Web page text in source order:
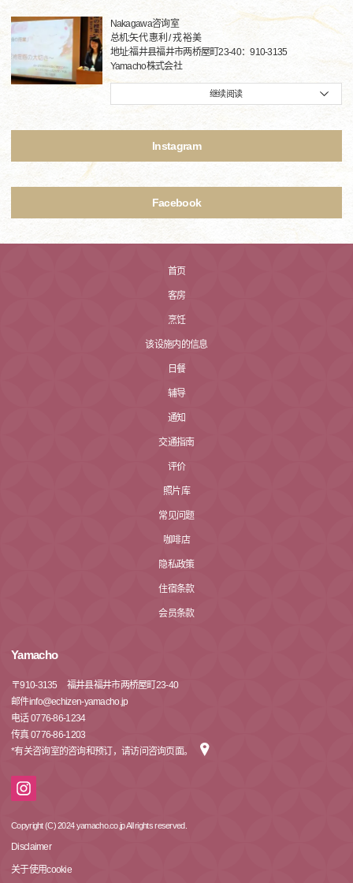
Nakagawa咨询室
总机:矢代 惠利 / 戎 裕美
地址:福井县福井市两桥屋町23-40：910-3135
Yamacho株式会社
继续阅读
Instagram
Facebook
首页
客房
烹饪
该设施内的信息
日餐
辅导
通知
交通指南
评价
照片库
常见问题
咖啡店
隐私政策
住宿条款
会员条款
Yamacho
〒910-3135
福井县福井市两桥屋町23-40
邮件info@echizen-yamacho.jp
电话 0776-86-1234
传真 0776-86-1203
*有关咨询室的咨询和预订，请访问咨询页面。
Copyright (C) 2024 yamacho.co.jp All rights reserved.
Disclaimer
关于使用cookie